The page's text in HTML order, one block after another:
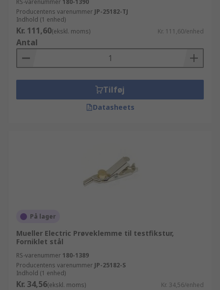
RS-varenummer 180-1390
Producentens varenummer JP-25182-TJ
Indhold (1 enhed)
Kr. 111,60(ekskl. moms) Kr. 111,60/enhed
Antal
Tilføj
Datasheets
På lager
Mueller Electric Prøveklemme til testfikstur,
Forniklet stål
RS-varenummer 180-1389
Producentens varenummer JP-25182-S
Indhold (1 enhed)
Kr. 34,56(ekskl. moms) Kr. 34,56/enhed